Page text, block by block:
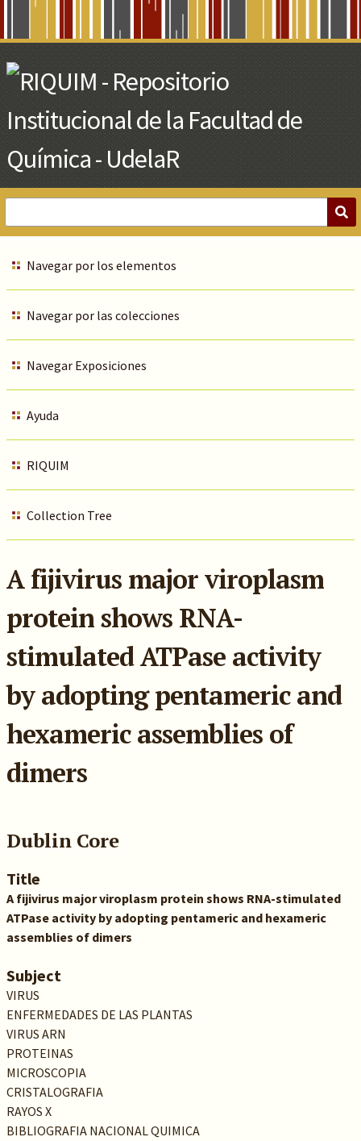
Main
Content
Navegar por los elementos
Navegar por las colecciones
Navegar Exposiciones
Ayuda
RIQUIM
Collection Tree
A fijivirus major viroplasm
protein shows RNA-
stimulated ATPase activity
by adopting pentameric and
hexameric assemblies of
dimers
Dublin Core
Title
A fijivirus major viroplasm protein shows RNA-stimulated
ATPase activity by adopting pentameric and hexameric
assemblies of dimers
Subject
VIRUS
ENFERMEDADES DE LAS PLANTAS
VIRUS ARN
PROTEINAS
MICROSCOPIA
CRISTALOGRAFIA
RAYOS X
BIBLIOGRAFIA NACIONAL QUIMICA